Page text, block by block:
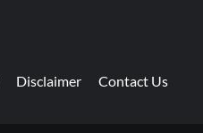
Disclaimer Contact Us